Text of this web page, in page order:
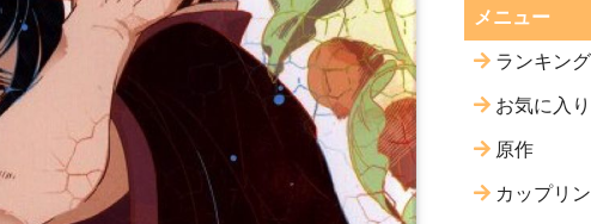
メニュー
ランキング
お気に入り
原作
カップリ